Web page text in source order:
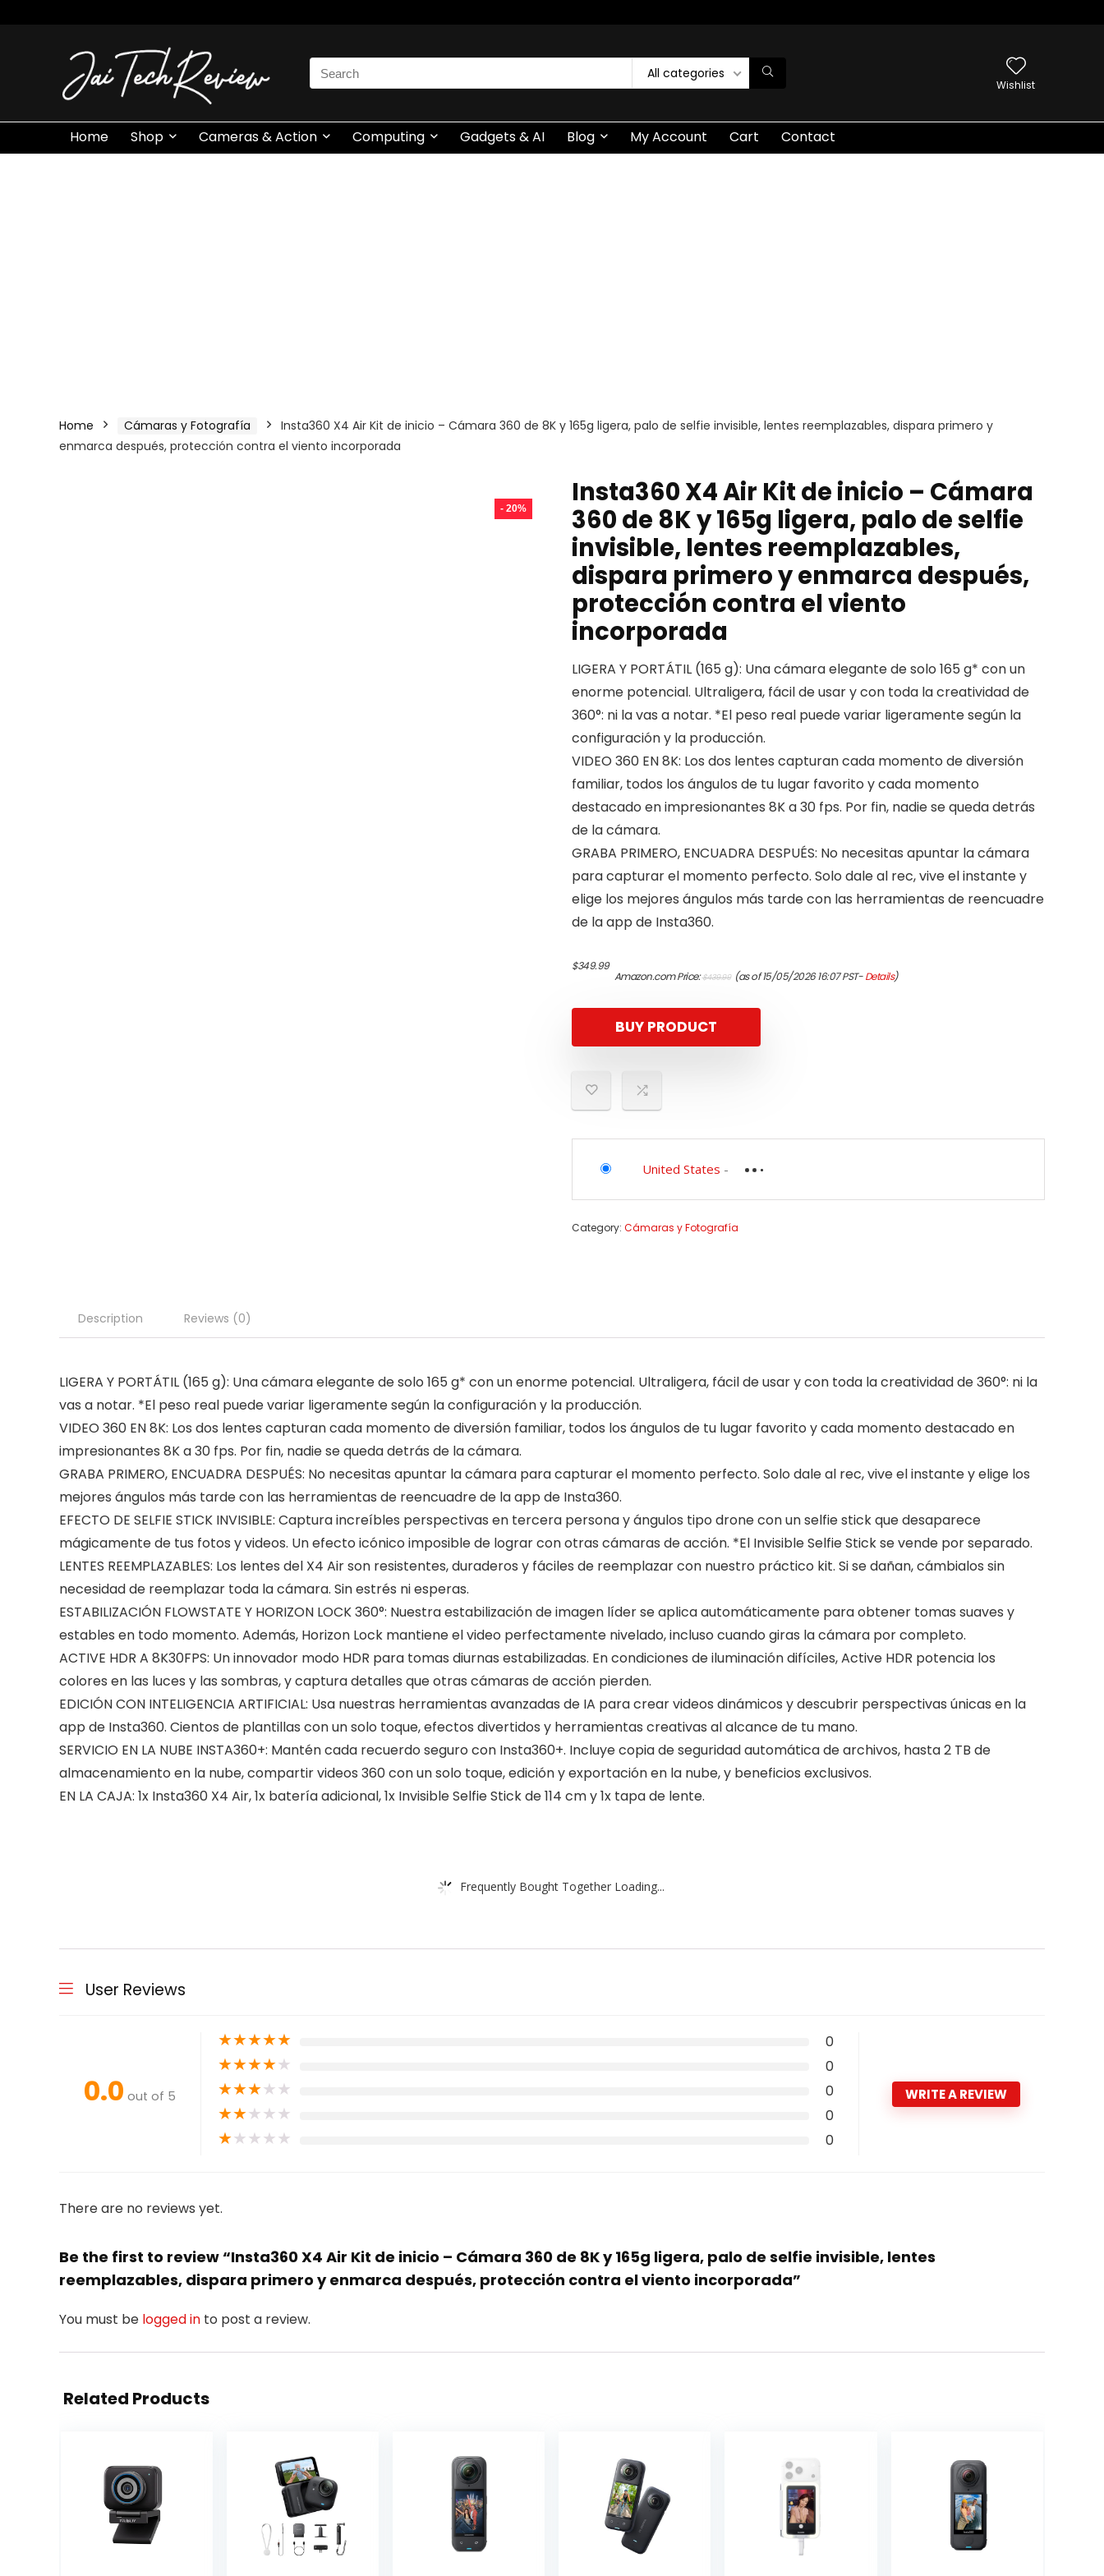
Search
for:
All categories
Wishlist
Home Shop Cameras & Action Computing Gadgets & AI Blog My Account Cart Contact
Home Cámaras y Fotografía
Insta360 X4 Air Kit de inicio – Cámara 360 de 8K y 165g ligera, palo de selfie invisible, lentes reemplazables, dispara primero y
enmarca después, protección contra el viento incorporada
- 20%
Insta360 X4 Air Kit de inicio – Cámara
360 de 8K y 165g ligera, palo de selfie
invisible, lentes reemplazables,
dispara primero y enmarca después,
protección contra el viento
incorporada
LIGERA Y PORTÁTIL (165 g): Una cámara elegante de solo 165 g* con un
enorme potencial. Ultraligera, fácil de usar y con toda la creatividad de
360°: ni la vas a notar. *El peso real puede variar ligeramente según la
configuración y la producción.
VIDEO 360 EN 8K: Los dos lentes capturan cada momento de diversión
familiar, todos los ángulos de tu lugar favorito y cada momento
destacado en impresionantes 8K a 30 fps. Por fin, nadie se queda detrás
de la cámara.
GRABA PRIMERO, ENCUADRA DESPUÉS: No necesitas apuntar la cámara
para capturar el momento perfecto. Solo dale al rec, vive el instante y
elige los mejores ángulos más tarde con las herramientas de reencuadre
de la app de Insta360.
Amazon.com Price:$439.99 price
$439.99.
$349.99
price
$349.99.
(as of 15/05/2026 16:07 PST-Details)
BUY PRODUCT
United States -
Category: Cámaras y Fotografía
Description Reviews (0)
LIGERA Y PORTÁTIL (165 g): Una cámara elegante de solo 165 g* con un enorme potencial. Ultraligera, fácil de usar y con toda la creatividad de 360°: ni la
vas a notar. *El peso real puede variar ligeramente según la configuración y la producción.
VIDEO 360 EN 8K: Los dos lentes capturan cada momento de diversión familiar, todos los ángulos de tu lugar favorito y cada momento destacado en
impresionantes 8K a 30 fps. Por fin, nadie se queda detrás de la cámara.
GRABA PRIMERO, ENCUADRA DESPUÉS: No necesitas apuntar la cámara para capturar el momento perfecto. Solo dale al rec, vive el instante y elige los
mejores ángulos más tarde con las herramientas de reencuadre de la app de Insta360.
EFECTO DE SELFIE STICK INVISIBLE: Captura increíbles perspectivas en tercera persona y ángulos tipo drone con un selfie stick que desaparece
mágicamente de tus fotos y videos. Un efecto icónico imposible de lograr con otras cámaras de acción. *El Invisible Selfie Stick se vende por separado.
LENTES REEMPLAZABLES: Los lentes del X4 Air son resistentes, duraderos y fáciles de reemplazar con nuestro práctico kit. Si se dañan, cámbialos sin
necesidad de reemplazar toda la cámara. Sin estrés ni esperas.
ESTABILIZACIÓN FLOWSTATE Y HORIZON LOCK 360°: Nuestra estabilización de imagen líder se aplica automáticamente para obtener tomas suaves y
estables en todo momento. Además, Horizon Lock mantiene el video perfectamente nivelado, incluso cuando giras la cámara por completo.
ACTIVE HDR A 8K30FPS: Un innovador modo HDR para tomas diurnas estabilizadas. En condiciones de iluminación difíciles, Active HDR potencia los
colores en las luces y las sombras, y captura detalles que otras cámaras de acción pierden.
EDICIÓN CON INTELIGENCIA ARTIFICIAL: Usa nuestras herramientas avanzadas de IA para crear videos dinámicos y descubrir perspectivas únicas en la
app de Insta360. Cientos de plantillas con un solo toque, efectos divertidos y herramientas creativas al alcance de tu mano.
SERVICIO EN LA NUBE INSTA360+: Mantén cada recuerdo seguro con Insta360+. Incluye copia de seguridad automática de archivos, hasta 2 TB de
almacenamiento en la nube, compartir videos 360 con un solo toque, edición y exportación en la nube, y beneficios exclusivos.
EN LA CAJA: 1x Insta360 X4 Air, 1x batería adicional, 1x Invisible Selfie Stick de 114 cm y 1x tapa de lente.
Frequently Bought Together Loading...
User Reviews
0.0 out of 5
★★★★★ 0
★★★★★ 0
★★★★★ 0
★★★★★ 0
★★★★★ 0
WRITE A REVIEW
There are no reviews yet.
Be the first to review “Insta360 X4 Air Kit de inicio – Cámara 360 de 8K y 165g ligera, palo de selfie invisible, lentes
reemplazables, dispara primero y enmarca después, protección contra el viento incorporada”
You must be logged in to post a review.
Related Products